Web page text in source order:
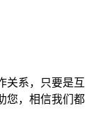
关系，只要是互
您，相信我们都